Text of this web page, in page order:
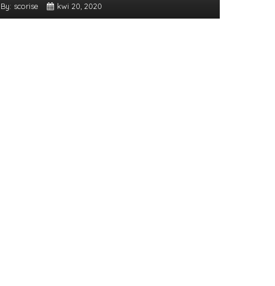
By: scorise kwi 20, 2020